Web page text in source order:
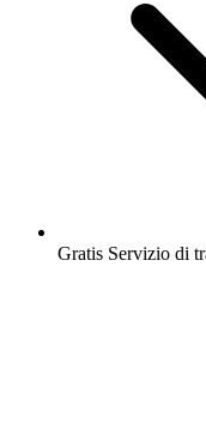
Gratis Servizio di